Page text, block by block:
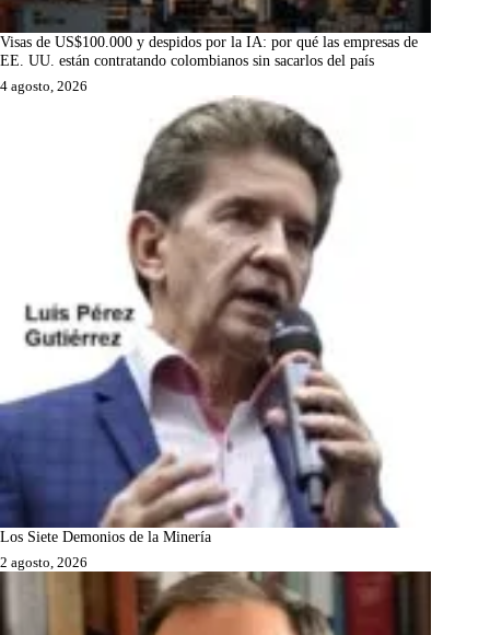
Visas de US$100.000 y despidos por la IA: por qué las empresas de
EE. UU. están contratando colombianos sin sacarlos del país
4 agosto, 2026
Los Siete Demonios de la Minería
2 agosto, 2026